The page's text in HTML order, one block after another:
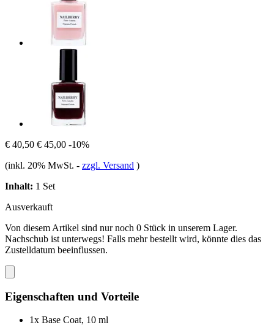
€ 40,50 € 45,00 -10%
(inkl. 20% MwSt. - zzgl. Versand )
Inhalt: 1 Set
Ausverkauft
Von diesem Artikel sind nur noch 0 Stück in unserem Lager.
Nachschub ist unterwegs! Falls mehr bestellt wird, könnte dies das
Zustelldatum beeinflussen.
Eigenschaften und Vorteile
1x Base Coat, 10 ml